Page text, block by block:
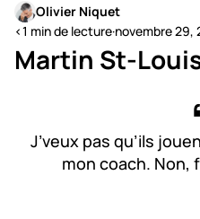
Olivier Niquet
<1 min de lecture·novembre 29,
Martin St-
J’veux pas qu’ils
mon coach. Non,